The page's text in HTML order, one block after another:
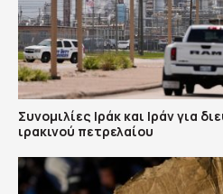
Συνομιλίες Ιράκ και Ιράν για
ιρακινού πετρελαίου